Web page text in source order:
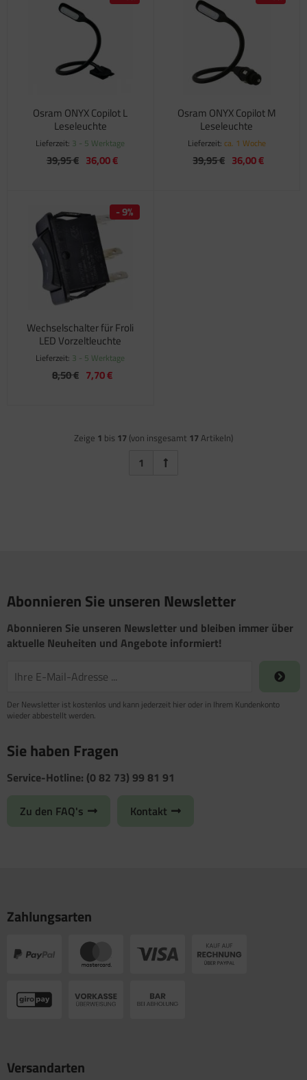
Osram ONYX Copilot L
Leseleuchte
Lieferzeit: 3 - 5 Werktage
39,95 € 36,00 €
Osram ONYX Copilot M
Leseleuchte
Lieferzeit: ca. 1 Woche
39,95 € 36,00 €
Wechselschalter für Froli
LED Vorzeltleuchte
Lieferzeit: 3 - 5 Werktage
8,50 € 7,70 €
- 9%
Zeige 1 bis 17 (von insgesamt 17 Artikeln)
1
Abonnieren Sie unseren Newsletter
Abonnieren Sie unseren Newsletter und bleiben immer über
aktuelle Neuheiten und Angebote informiert!
Der Newsletter ist kostenlos und kann jederzeit hier oder in Ihrem Kundenkonto
wieder abbestellt werden.
Sie haben Fragen
Service-Hotline: (0 82 73) 99 81 91
Zu den FAQ's Kontakt
Zahlungsarten
Versandarten